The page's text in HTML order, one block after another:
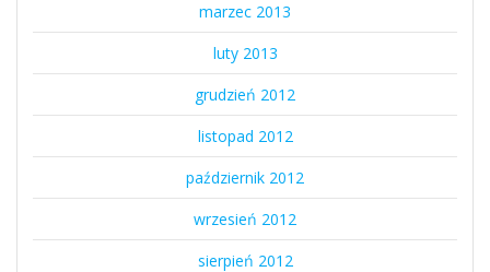
marzec 2013
luty 2013
grudzień 2012
listopad 2012
październik 2012
wrzesień 2012
sierpień 2012